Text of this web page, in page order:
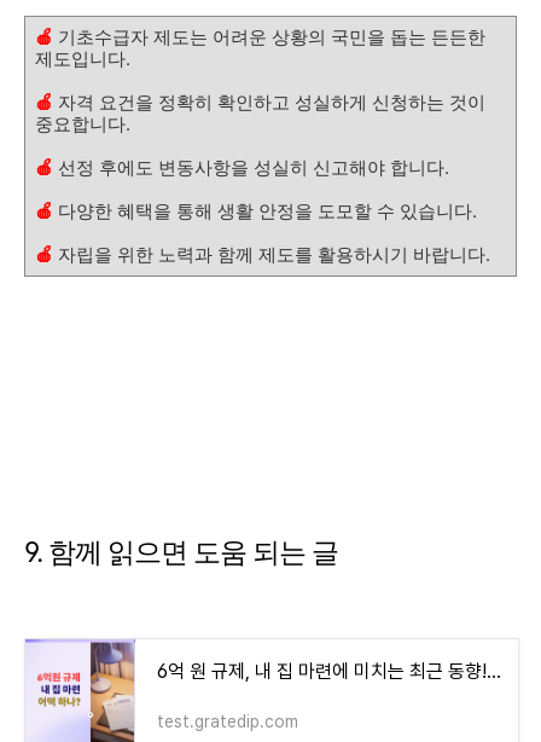
🍎 기초수급자 제도는 어려운 상황의 국민을 돕는 든든한
제도입니다.
🍎 자격 요건을 정확히 확인하고 성실하게 신청하는 것이
중요합니다.
🍎 선정 후에도 변동사항을 성실히 신고해야 합니다.
🍎 다양한 혜택을 통해 생활 안정을 도모할 수 있습니다.
🍎 자립을 위한 노력과 함께 제도를 활용하시기 바랍니다.
9. 함께 읽으면 도움 되는 글
6억 원 규제, 내 집 마련에 미치는 최근 동향! - money-health
test.gratedip.com